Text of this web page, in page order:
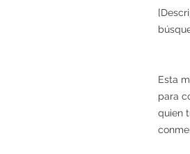
Esta
para
quien